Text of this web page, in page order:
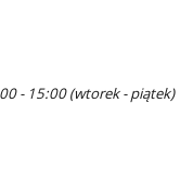
- 15:00 (wtorek - piątek)